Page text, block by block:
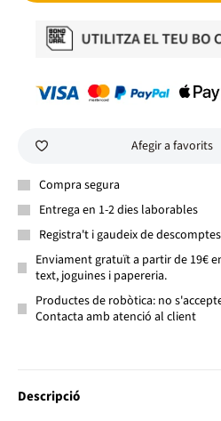
Afegir a favorits
Compra segura
Entrega en 1-2 dies laborables
Registra't i gaudeix de
Enviament gratuït a partir de 19€
text, joguines i papereria.
Productes de robòtica: no
Contacta amb atenció al client
Descripció